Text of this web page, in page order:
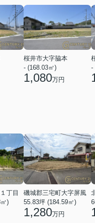
桜井市大字脇本
- (168.03㎡)
1,080万円
-
丁目
)
磯城郡三宅町大字屏風
55.83坪 (184.59㎡)
1,280万円